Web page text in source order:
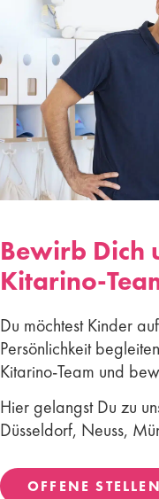
Bewirb Dich
Kitarino-
Du möchtest Kinder
Persönlichkeit
Kitarino-Team und
Hier gelangst Du zu
Düsseldorf, Neuss,
OFFENE STELLEN